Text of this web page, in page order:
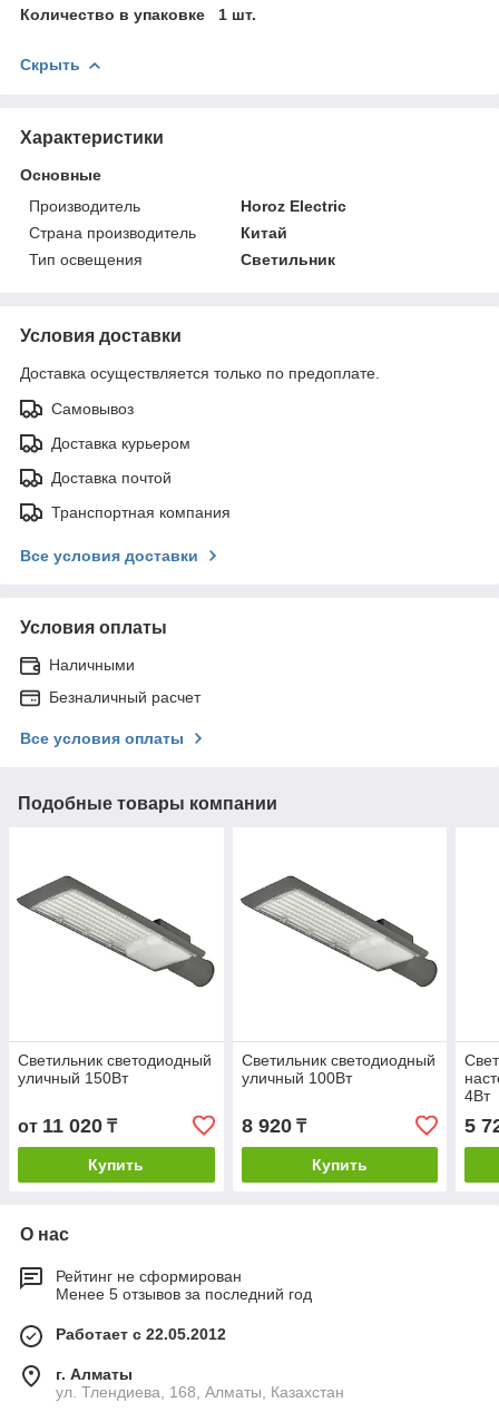
Количество в упаковке 1 шт.
Скрыть
Характеристики
Основные
Производитель
Horoz Electric
Страна производитель
Китай
Тип освещения
Светильник
Условия доставки
Доставка осуществляется только по предоплате.
Самовывоз
Доставка курьером
Доставка почтой
Транспортная компания
Все условия доставки
Условия оплаты
Наличными
Безналичный расчет
Все условия оплаты
Подобные товары компании
Светильник светодиодный
уличный 150Вт
от 11 020 ₸
Купить
Светильник светодиодный
уличный 100Вт
8 920₸
Купить
4Вт
5
О нас
Рейтинг не сформирован
Менее 5 отзывов за последний год
Работает с 22.05.2012
г. Алматы
ул. Тлендиева, 168, Алматы, Казахстан